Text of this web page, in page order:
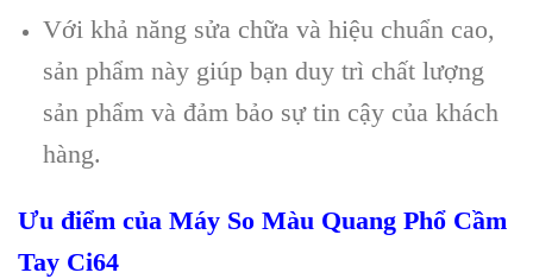
Với khả năng sửa chữa và hiệu chuẩn cao,
sản phẩm này giúp bạn duy trì chất lượng
sản phẩm và đảm bảo sự tin cậy của khách
hàng.
Ưu điểm của Máy So Màu Quang Phổ Cầm
Tay Ci64